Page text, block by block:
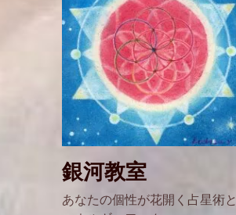
銀河教室
あなたの個性が花開く占星術と